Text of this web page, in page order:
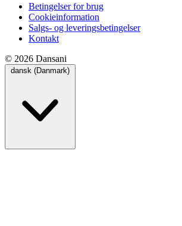
Betingelser for brug
Cookieinformation
Salgs- og leveringsbetingelser
Kontakt
© 2026 Dansani
dansk (Danmark)